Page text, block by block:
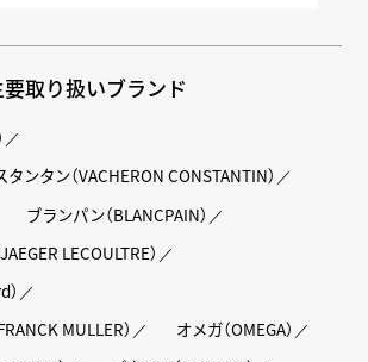
取り扱いブランド
ンタン（VACHERON CONSTANTIN）
ブランパン（BLANCPAIN）
LECOULTRE）
MULLER）
オメガ（OMEGA）